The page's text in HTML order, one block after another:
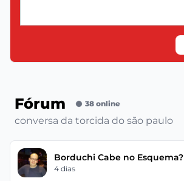
Fórum 38 online
conversa da torcida do são paulo
Borduchi Cabe no Esquema?
4 dias